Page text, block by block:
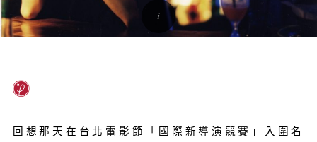
回想那天在台北電影節「國際新導演競賽」入圍名